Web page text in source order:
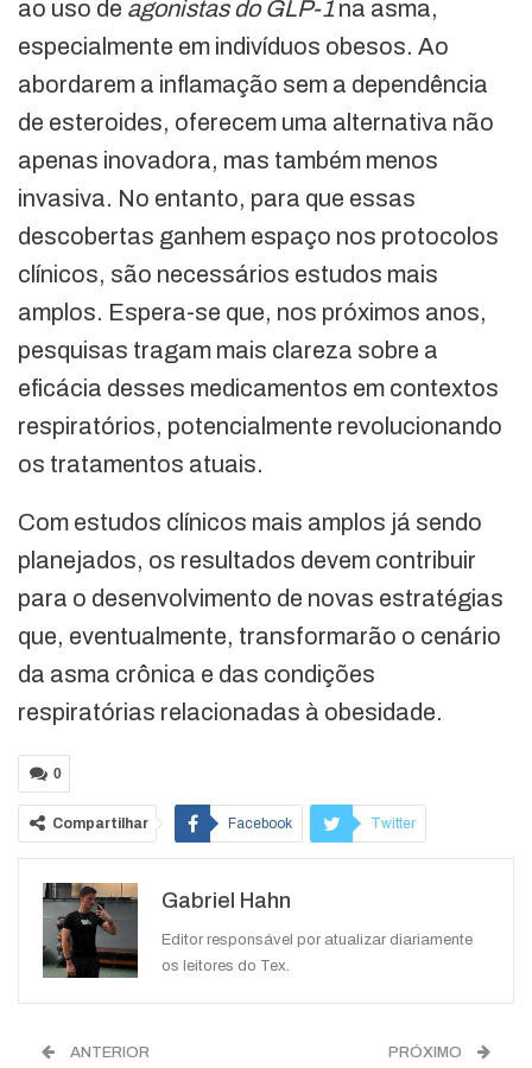
ao uso de agonistas do GLP-1 na asma,
especialmente em indivíduos obesos. Ao
abordarem a inflamação sem a dependência
de esteroides, oferecem uma alternativa não
apenas inovadora, mas também menos
invasiva. No entanto, para que essas
descobertas ganhem espaço nos protocolos
clínicos, são necessários estudos mais
amplos. Espera-se que, nos próximos anos,
pesquisas tragam mais clareza sobre a
eficácia desses medicamentos em contextos
respiratórios, potencialmente revolucionando
os tratamentos atuais.
Com estudos clínicos mais amplos já sendo
planejados, os resultados devem contribuir
para o desenvolvimento de novas estratégias
que, eventualmente, transformarão o cenário
da asma crônica e das condições
respiratórias relacionadas à obesidade.
0
Compartilhar Facebook Twitter
WhatsApp
Gabriel Hahn
Editor responsável por atualizar diariamente
os leitores do Tex.
ANTERIOR PRÓXIMO